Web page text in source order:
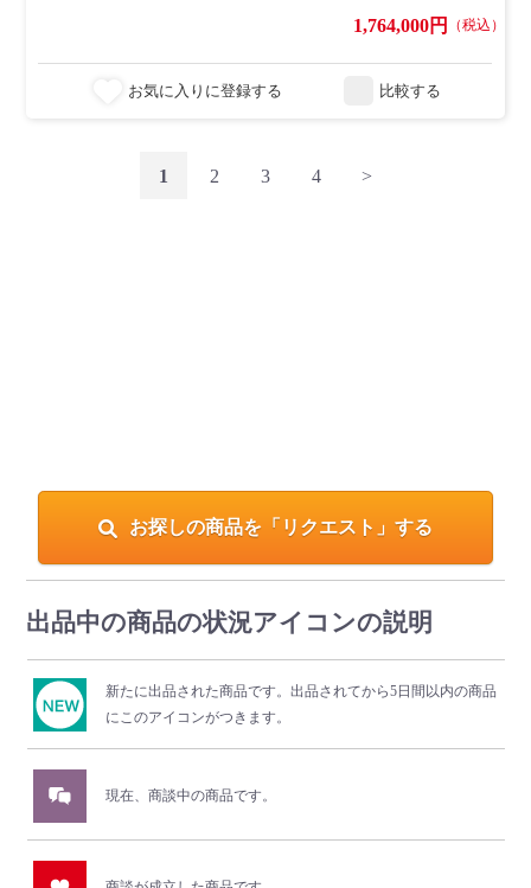
1,764,000円 （税込）
お気に入りに登録する 比較する
1 2 3 4 >
お探しの商品を「リクエスト」する
出品中の商品の状況アイコンの説明
新たに出品された商品です。 出品されてから5日間以内の商品
にこのアイコンがつきます。
現在、商談中の商品です。